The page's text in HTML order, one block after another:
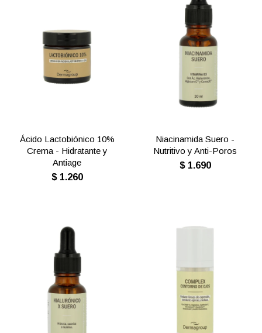
Ácido Lactobiónico 10%
Crema - Hidratante y
Antiage
$ 1.260
Niacinamida Suero -
Nutritivo y Anti-Poros
$ 1.690